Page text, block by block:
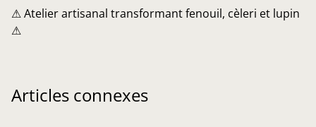
⚠ Atelier artisanal transformant fenouil, cèleri et lupin
⚠
Articles connexes